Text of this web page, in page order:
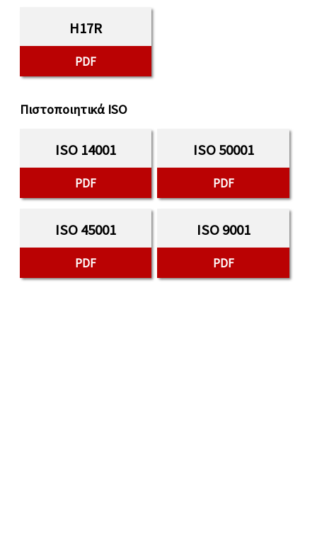
H17R
PDF
Πιστοποιητικά ISO
ISO 14001
PDF
ISO 50001
PDF
ISO 45001
PDF
ISO 9001
PDF